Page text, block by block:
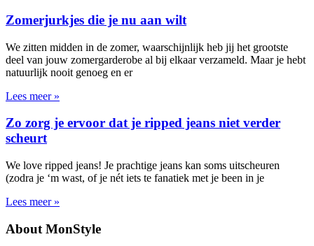
Zomerjurkjes die je nu aan wilt
We zitten midden in de zomer, waarschijnlijk heb jij het grootste
deel van jouw zomergarderobe al bij elkaar verzameld. Maar je hebt
natuurlijk nooit genoeg en er
Lees meer »
Zo zorg je ervoor dat je ripped jeans niet verder
scheurt
We love ripped jeans! Je prachtige jeans kan soms uitscheuren
(zodra je ‘m wast, of je nét iets te fanatiek met je been in je
Lees meer »
About MonStyle